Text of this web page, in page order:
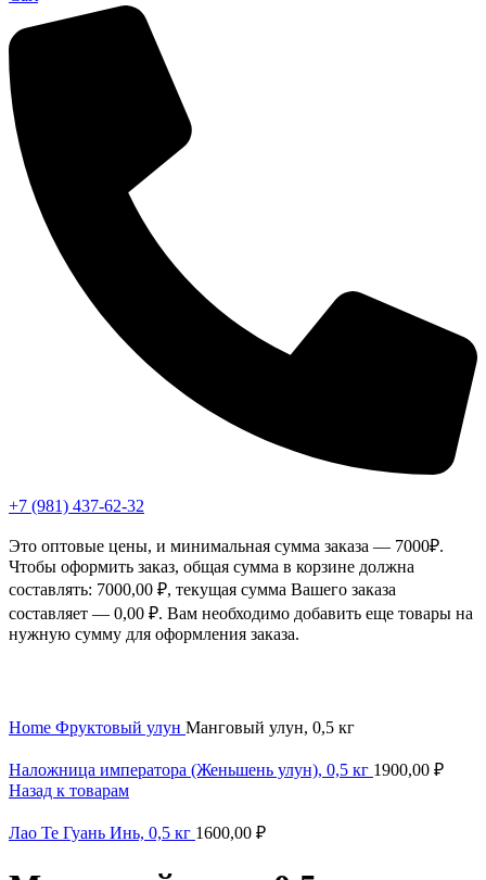
+7 (981) 437-62-32
Это оптовые цены, и минимальная сумма заказа — 7000₽.
Чтобы оформить заказ, общая сумма в корзине должна
составлять: 7000,00 ₽, текущая сумма Вашего заказа
составляет — 0,00 ₽. Вам необходимо добавить еще товары на
нужную сумму для оформления заказа.
Home Фруктовый улун Манговый улун, 0,5 кг
Наложница императора (Женьшень улун), 0,5 кг 1900,00 ₽
Назад к товарам
Лао Те Гуань Инь, 0,5 кг 1600,00 ₽